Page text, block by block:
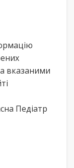
вказаними
Педіатр